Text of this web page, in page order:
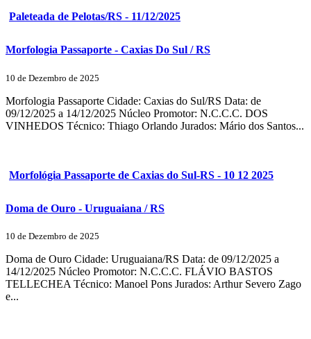
Paleteada de Pelotas/RS - 11/12/2025
Morfologia Passaporte - Caxias Do Sul / RS
10 de Dezembro de 2025
Morfologia Passaporte Cidade: Caxias do Sul/RS Data: de
09/12/2025 a 14/12/2025 Núcleo Promotor: N.C.C.C. DOS
VINHEDOS Técnico: Thiago Orlando Jurados: Mário dos Santos...
Morfológia Passaporte de Caxias do Sul-RS - 10 12 2025
Doma de Ouro - Uruguaiana / RS
10 de Dezembro de 2025
Doma de Ouro Cidade: Uruguaiana/RS Data: de 09/12/2025 a
14/12/2025 Núcleo Promotor: N.C.C.C. FLÁVIO BASTOS
TELLECHEA Técnico: Manoel Pons Jurados: Arthur Severo Zago
e...